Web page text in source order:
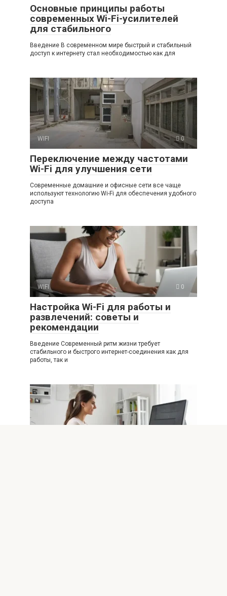
Основные принципы работы
современных Wi-Fi-усилителей
для стабильного
Введение В современном мире быстрый и стабильный
доступ к интернету стал необходимостью как для
WIFI 0
Переключение между частотами
Wi-Fi для улучшения сети
Современные домашние и офисные сети все чаще
используют технологию Wi-Fi для обеспечения удобного
доступа
WIFI 0
Настройка Wi-Fi для работы и
развлечений: советы и
рекомендации
Введение Современный ритм жизни требует
стабильного и быстрого интернет-соединения как для
работы, так и